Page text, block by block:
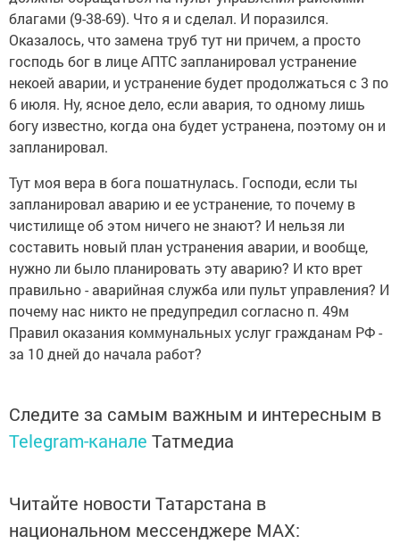
благами (9-38-69). Что я и сделал. И поразился.
Оказалось, что замена труб тут ни причем, а просто
господь бог в лице АПТС запланировал устранение
некоей аварии, и устранение будет продолжаться с 3 по
6 июля. Ну, ясное дело, если авария, то одному лишь
богу известно, когда она будет устранена, поэтому он и
запланировал.
Тут моя вера в бога пошатнулась. Господи, если ты
запланировал аварию и ее устранение, то почему в
чистилище об этом ничего не знают? И нельзя ли
составить новый план устранения аварии, и вообще,
нужно ли было планировать эту аварию? И кто врет
правильно - аварийная служба или пульт управления? И
почему нас никто не предупредил согласно п. 49м
Правил оказания коммунальных услуг гражданам РФ -
за 10 дней до начала работ?
Следите за самым важным и интересным в
Telegram-канале Татмедиа
Читайте новости Татарстана в
национальном мессенджере MАХ: